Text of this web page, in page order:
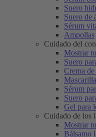
Suero
Suero de
Sérum
Ampollas
Cuidado del
Mostrar
Suero
Crema
Sérum
Suero
Gel para
Cuidado de los
Mostrar
Bálsamo